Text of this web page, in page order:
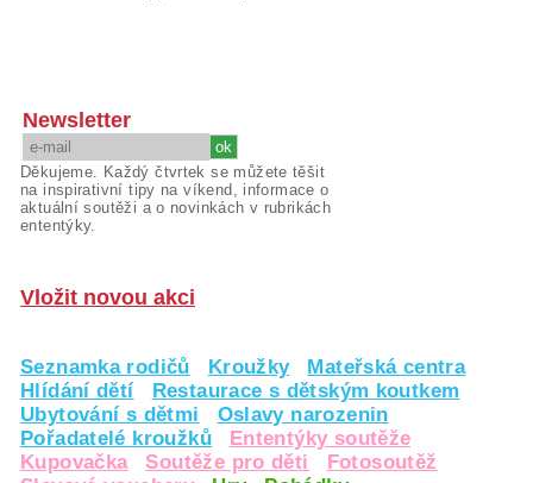
Newsletter
Děkujeme. Každý čtvrtek se můžete těšit
na inspirativní tipy na víkend, informace o
aktuální soutěži a o novinkách v rubrikách
ententýky.
Vložit novou akci
Seznamka rodičů Kroužky
Mateřská centra
Hlídání dětí
Restaurace s dětským koutkem
Ubytování s dětmi
Oslavy narozenin
Pořadatelé kroužků
Ententýky soutěže
Kupovačka
Soutěže pro děti
Fotosoutěž